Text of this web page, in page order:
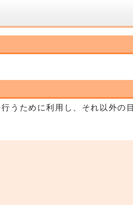
うために利用し、それ以外の目